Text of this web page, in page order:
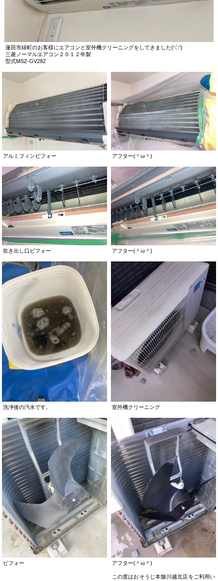
蓮田市緑町のお客様にエアコンと室外機クリーニングをしてきました('◇')ゞ
三菱ノーマルエアコン２０１２年製
型式MSZ-GV282
アルミフィンビフォー アフター(＾ω＾)
吹き出し口ビフォー アフター(＾ω＾)
洗浄後の汚水です。 室外機クリーニング
ビフォー アフター(＾ω＾)
この度はおそうじ本舗川越北店をご利用い